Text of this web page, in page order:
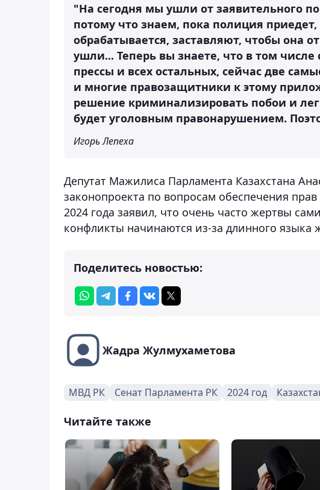
"На сегодня мы ушли от заявительного
потому что знаем, пока полиция приедет,
обрабатывается, заставляют, чтобы она
ушли... Теперь вы знаете, что в том
прессы и всех остальных, сейчас две
и многие правозащитники к этому
решение криминализировать побои и
будет уголовным правонарушением.
Игорь Лепеха
Депутат Мажилиса Парламента Казахстана
законопроекта по вопросам обеспечения
2024 года заявил, что очень часто жертвы
конфликты начинаются из-за длинного
Поделитесь новостью:
Жадра Жулмухаметова
МВД РК Сенат Парламента РК 2024 год
Читайте также